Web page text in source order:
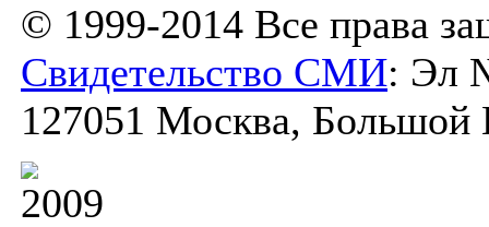
© 1999-2014 Все права
Свидетельство СМИ: Эл
127051 Москва, Большой
2009